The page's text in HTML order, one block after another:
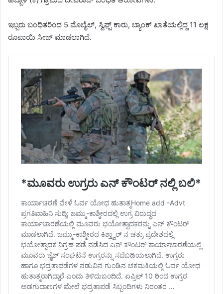
ಇಬ್ಬರು ಬಂಧಿತರಿಂದ 5 ಮೊಬೈಲ್, ಸ್ವಿಫ್ಟ್ ಕಾರು, ಬ್ಯಾಂಕ್ ಖಾತೆಯಲ್ಲಿದ್ದ 11 ಲಕ್ಷ
ರೂಪಾಯಿ ಸೀಜ್ ಮಾಡಲಾಗಿದೆ.